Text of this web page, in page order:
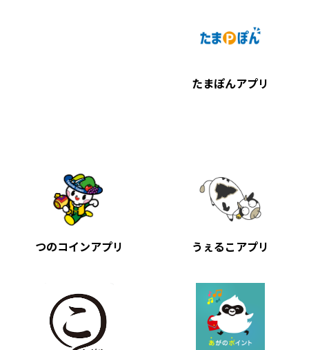
たまぽんアプリ
つのコインアプリ うぇるこアプリ